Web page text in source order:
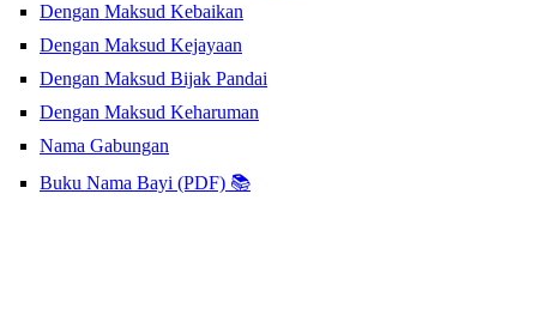
Dengan Maksud Kebaikan
Dengan Maksud Kejayaan
Dengan Maksud Bijak Pandai
Dengan Maksud Keharuman
Nama Gabungan
Buku Nama Bayi (PDF) 📚